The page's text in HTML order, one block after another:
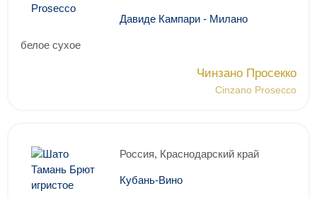
Давиде Кампари - Милано
белое сухое
Чинзано Просекко
Cinzano Prosecco
Россия, Краснодарский край
Кубань-Вино